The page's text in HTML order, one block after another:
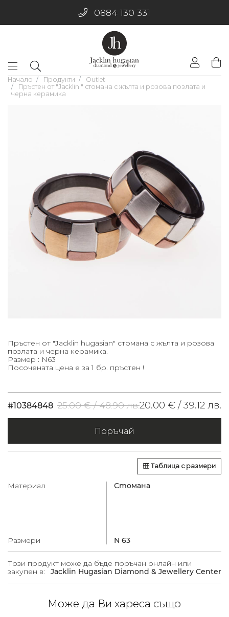
0884 130 331
Начало Продукти
Outlet
Пръстен от "Jacklin " стомана с жълта и розова позлата и
черна керамика
Пръстен от "Jacklin hugasian" стомана с жълта и розова
позлата и черна керамика.
Размер : N63
Посочената цена е за 1 бр. пръстен !
#10384848 25.00 € /48.90 лв.20.00 € /39.12 лв.
Поръчай
Таблица с размери
Материал Стомана
Размери N 63
Този продукт може да бъде поръчан онлайн или
закупен в:
Jacklin Hugasian Diamond & Jewellery Center
Може да Ви хареса също